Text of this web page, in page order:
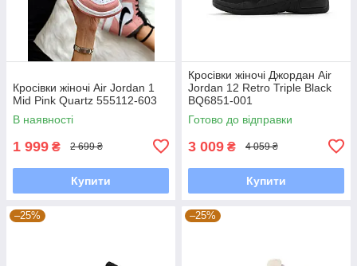
Кросівки жіночі Air Jordan 1
Mid Pink Quartz 555112-603
В наявності
1 999 ₴ 2 699 ₴
Купити
Кросівки жіночі Джордан Air
Jordan 12 Retro Triple Black
BQ6851-001
Готово до відправки
3 009 ₴ 4 059 ₴
Купити
–25% –25%